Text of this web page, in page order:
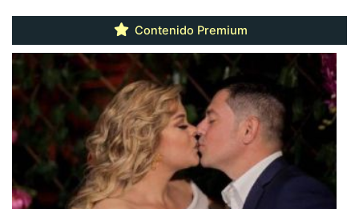
Contenido Premium